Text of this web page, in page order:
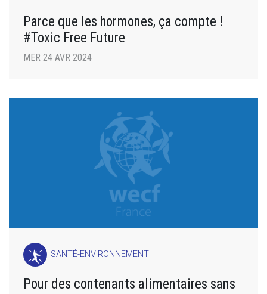
Parce que les hormones, ça compte !
#Toxic Free Future
MER 24 AVR 2024
SANTÉ-ENVIRONNEMENT
Pour des contenants alimentaires sans